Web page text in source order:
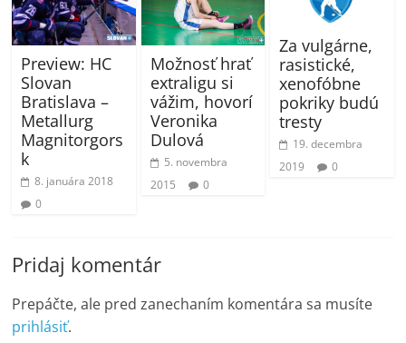
Preview: HC
Slovan
Bratislava –
Metallurg
Magnitorgors
k
8. januára 2018
0
Možnosť hrať
extraligu si
vážim, hovorí
Veronika
Dulová
5. novembra
2015
0
Za vulgárne,
rasistické,
xenofóbne
pokriky budú
tresty
19. decembra
2019
0
Pridaj komentár
Prepáčte, ale pred zanechaním komentára sa musíte
prihlásiť.